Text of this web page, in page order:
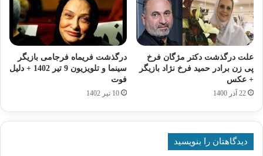
علت درگذشت دکتر مژگان فرخ
پی زن برادر حمید فرخ نژاد بازیگر
+ عکس
22 آذر 1400
درگذشت فریماه فرجامی بازیگر
سینما و تلویزیون 9 تیر 1402 + دلیل
فوت
10 تیر 1402
دیدگاهتان را بنویسید